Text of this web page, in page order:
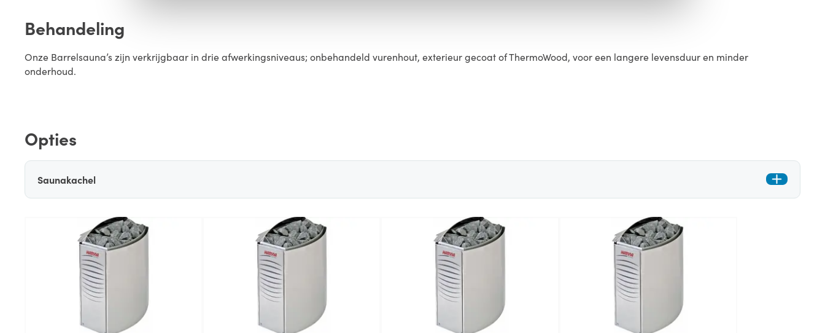
Behandeling
Onze Barrelsauna’s zijn verkrijgbaar in drie afwerkingsniveaus; onbehandeld vurenhout, exterieur gecoat of ThermoWood, voor een langere levensduur en minder
onderhoud.
Opties
Saunakachel